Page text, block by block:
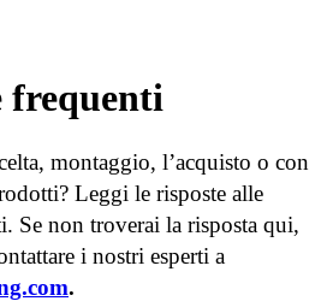
frequenti
montaggio, l’acquisto o con
Leggi le risposte alle
Se non troverai la risposta qui,
i nostri esperti a
.